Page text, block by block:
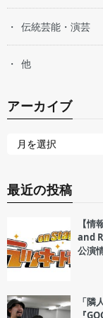
伝統芸能・演芸
他
アーカイブ
最近の投稿
【
and
公演
「隣
『